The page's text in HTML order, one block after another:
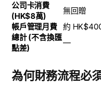
公司卡消費
(HK$8萬)
無回贈
帳戶管理月費
約
總計 (不含換匯
點差)
—
為何財務流程必